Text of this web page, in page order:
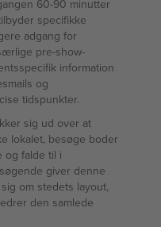
60-90 minutter
specifikke
adgang for
pre-show-
information
og
tidspunkter.
sig ud over at
lokalet, besøge boder
og falde til i
giver denne
om stedets layout,
den samlede